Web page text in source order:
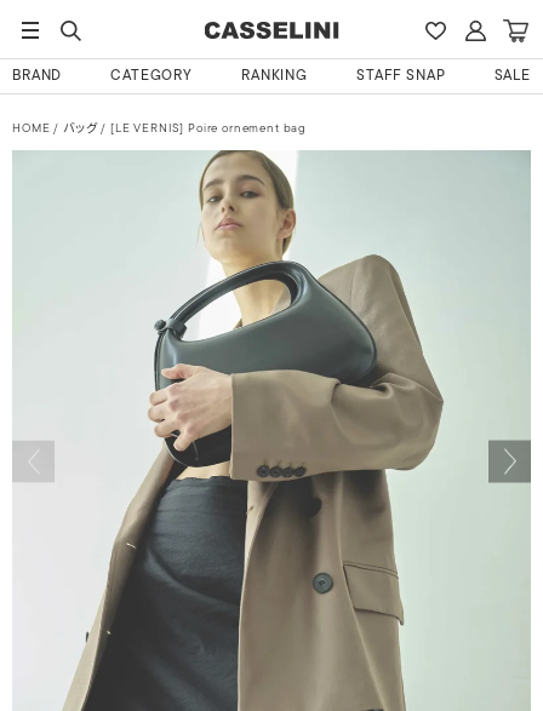
BRAND CATEGORY RANKING STAFF SNAP SALE
HOME バッグ [LE VERNIS] Poire ornement bag